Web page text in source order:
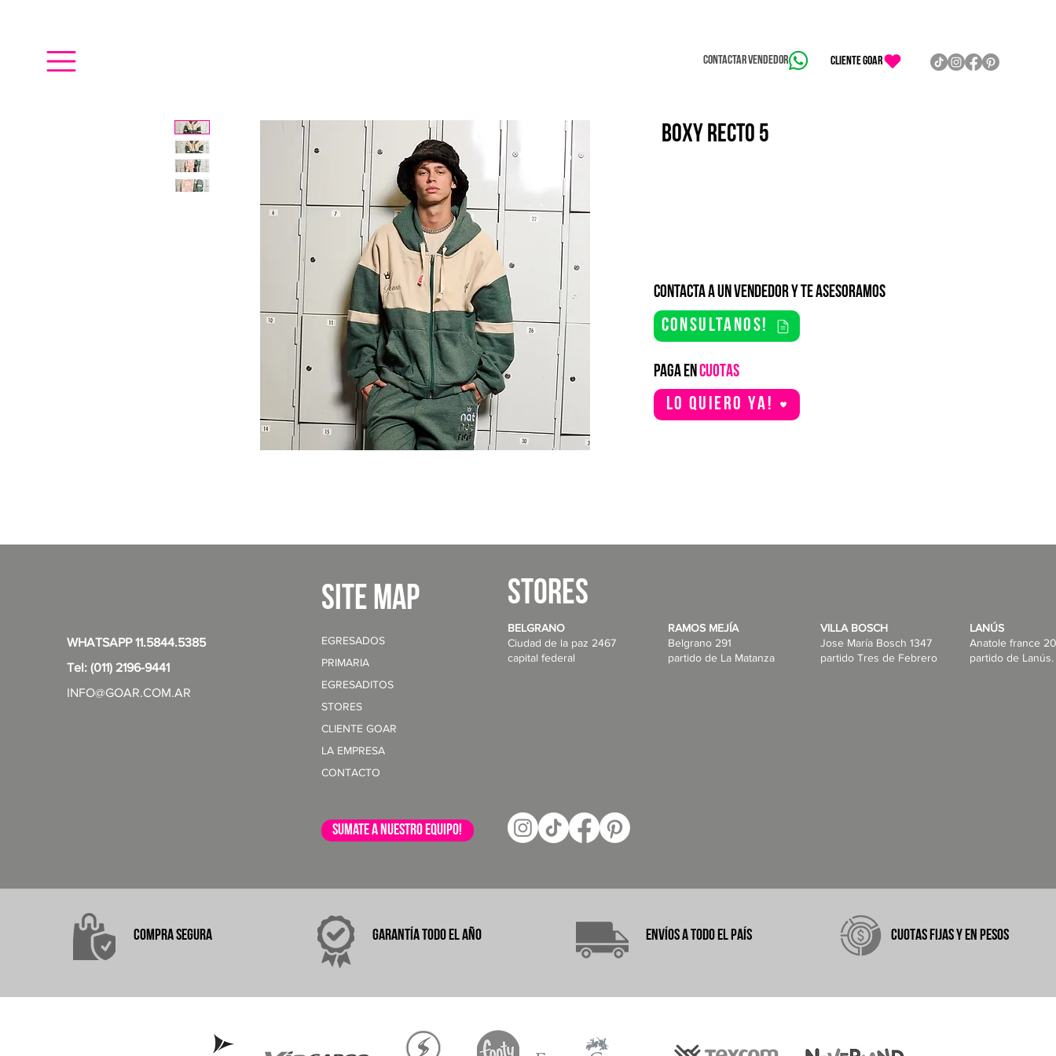
Contactar vendedor CLIENTE GOAR
BOXY RECTO 5
consultanos!
contacta a un vendedor y te asesoramos
PAGA ENCUOTAS
Lo quiero YA!
WHATSAPP 11.5844.5385
Tel: (011) 2196-9441
INFO@GOAR.COM.AR
site map
EGRESADOS
PRIMARIA
EGRESADITOS
STORES
CLIENTE GOAR
LA EMPRESA
CONTACTO
sumate a nuestro equipo!
STORES
BELGRANO
Ciudad de la paz 2467
capital federal
RAMOS MEJÍA
Belgrano 291
partido de La Matanza
LANÚS
Anatole france
partido de Lanús.
VILLA BOSCH
Jose María Bosch 1347
partido Tres de Febrero
COMPRASEGURA garantÍA TODO EL AÑO ENVÍOS A TODO EL PAÍS CUOTAS FIJAS Y EN PESOS